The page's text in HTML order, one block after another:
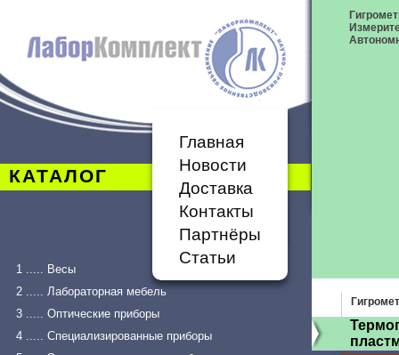
КАТАЛОГ
Главная
Новости
Доставка
Контакты
Партнёры
Статьи
1 ..... Весы
2 ..... Лабораторная мебель
3 ..... Оптические приборы
4 ..... Специализированные приборы